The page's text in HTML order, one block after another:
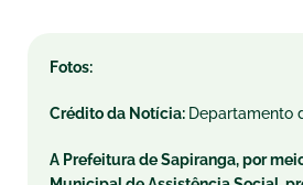
Fotos:
Crédito da Notícia: Departamento
A Prefeitura de Sapiranga, por